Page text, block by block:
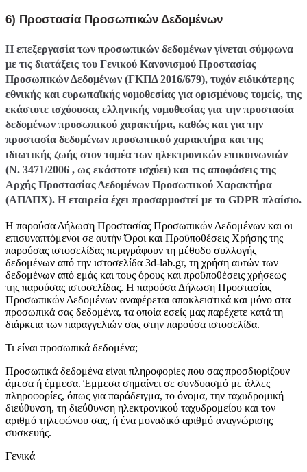
6) Προστασία Προσωπικών Δεδομένων
Η επεξεργασία των προσωπικών δεδομένων γίνεται σύμφωνα
με τις διατάξεις του Γενικού Κανονισμού Προστασίας
Προσωπικών Δεδομένων (ΓΚΠΔ 2016/679), τυχόν ειδικότερης
εθνικής και ευρωπαϊκής νομοθεσίας για ορισμένους τομείς, της
εκάστοτε ισχύουσας ελληνικής νομοθεσίας για την προστασία
δεδομένων προσωπικού χαρακτήρα, καθώς και για την
προστασία δεδομένων προσωπικού χαρακτήρα και της
ιδιωτικής ζωής στον τομέα των ηλεκτρονικών επικοινωνιών
(Ν. 3471/2006 , ως εκάστοτε ισχύει) και τις αποφάσεις της
Αρχής Προστασίας Δεδομένων Προσωπικού Χαρακτήρα
(ΑΠΔΠΧ). Η εταιρεία έχει προσαρμοστεί με το GDPR πλαίσιο.
Η παρούσα Δήλωση Προστασίας Προσωπικών Δεδομένων και οι
επισυναπτόμενοι σε αυτήν Όροι και Προϋποθέσεις Χρήσης της
παρούσας ιστοσελίδας περιγράφουν τη μέθοδο συλλογής
δεδομένων από την ιστοσελίδα 3d-lab.gr, τη χρήση αυτών των
δεδομένων από εμάς και τους όρους και προϋποθέσεις χρήσεως
της παρούσας ιστοσελίδας. Η παρούσα Δήλωση Προστασίας
Προσωπικών Δεδομένων αναφέρεται αποκλειστικά και μόνο στα
προσωπικά σας δεδομένα, τα οποία εσείς μας παρέχετε κατά τη
διάρκεια των παραγγελιών σας στην παρούσα ιστοσελίδα.
Τι είναι προσωπικά δεδομένα;
Προσωπικά δεδομένα είναι πληροφορίες που σας προσδιορίζουν
άμεσα ή έμμεσα. Έμμεσα σημαίνει σε συνδυασμό με άλλες
πληροφορίες, όπως για παράδειγμα, το όνομα, την ταχυδρομική
διεύθυνση, τη διεύθυνση ηλεκτρονικού ταχυδρομείου και τον
αριθμό τηλεφώνου σας, ή ένα μοναδικό αριθμό αναγνώρισης
συσκευής.
Γενικά